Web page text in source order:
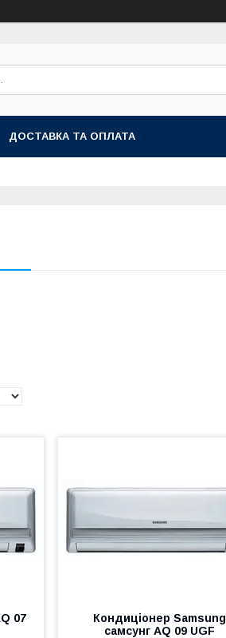
ДОСТАВКА ТА ОПЛАТА
07
Кондиціонер Samsung
самсунг AQ 09 UGF